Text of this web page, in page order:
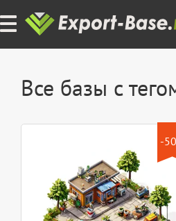
Все базы с
-